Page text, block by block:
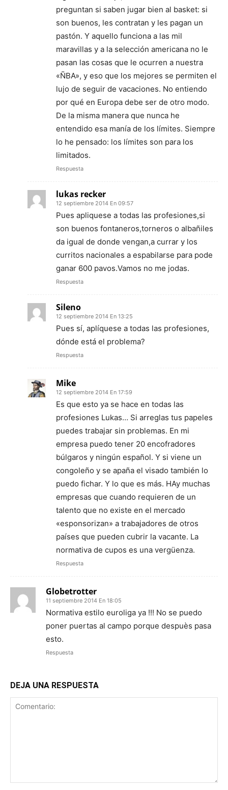
preguntan si saben jugar bien al basket: si
son buenos, les contratan y les pagan un
pastón. Y aquello funciona a las mil
maravillas y a la selección americana no le
pasan las cosas que le ocurren a nuestra
«ÑBA», y eso que los mejores se permiten el
lujo de seguir de vacaciones. No entiendo
por qué en Europa debe ser de otro modo.
De la misma manera que nunca he
entendido esa manía de los límites. Siempre
lo he pensado: los límites son para los
limitados.
Respuesta
lukas recker
12 septiembre 2014 En 09:57
Pues apliquese a todas las profesiones,si
son buenos fontaneros,torneros o albañiles
da igual de donde vengan,a currar y los
curritos nacionales a espabilarse para pode
ganar 600 pavos.Vamos no me jodas.
Respuesta
Sileno
12 septiembre 2014 En 13:25
Pues sí, aplíquese a todas las profesiones,
dónde está el problema?
Respuesta
Mike
12 septiembre 2014 En 17:59
Es que esto ya se hace en todas las
profesiones Lukas… Si arreglas tus papeles
puedes trabajar sin problemas. En mi
empresa puedo tener 20 encofradores
búlgaros y ningún español. Y si viene un
congoleño y se apaña el visado también lo
puedo fichar. Y lo que es más. HAy muchas
empresas que cuando requieren de un
talento que no existe en el mercado
«esponsorizan» a trabajadores de otros
países que pueden cubrir la vacante. La
normativa de cupos es una vergüenza.
Respuesta
Globetrotter
11 septiembre 2014 En 18:05
Normativa estilo euroliga ya !!! No se puedo
poner puertas al campo porque despuès pasa
esto.
Respuesta
DEJA UNA RESPUESTA